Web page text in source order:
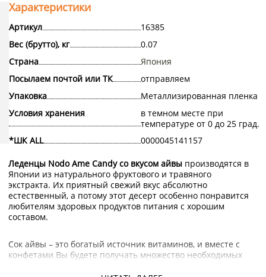
Характеристики
Артикул
16385
Вес (брутто), кг
0.07
Страна
Япония
Посылаем почтой или ТК
отправляем
Упаковка
Металлизированная пленка
Условия хранения
в темном месте при
температуре от 0 до 25 град.
*ШК ALL
0000045141157
Леденцы Nodo Ame Candy со вкусом айвы производятся в
Японии из натурального фруктового и травяного
экстракта. Их приятный свежий вкус абсолютно
естественный, а потому этот десерт особенно понравится
любителям здоровых продуктов питания с хорошим
составом.
Сок айвы – это богатый источник витаминов, и вместе с
конфетами Вы будете получать множество необходимых